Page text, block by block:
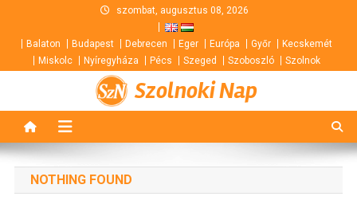
content
szombat, augusztus 08, 2026
Balaton Budapest Debrecen Eger Európa Győr
Kecskemét
Miskolc
Nyíregyháza Pécs Szeged Szoboszló Szolnok
Szolnoki Nap
NOTHING FOUND